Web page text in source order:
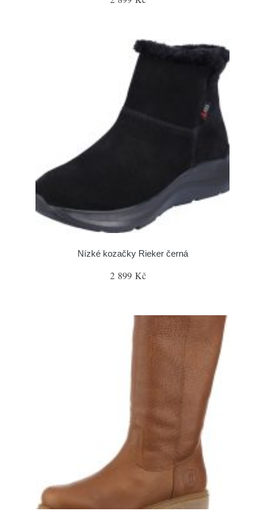
Nízké kozačky Rieker černá
2 899 Kč